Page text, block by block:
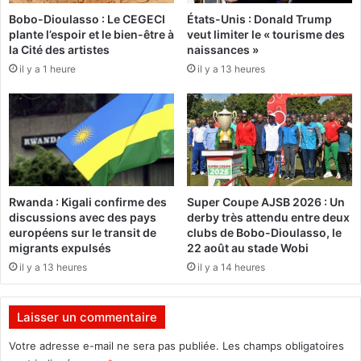
s
e
n
t
r
i
n
s
a
r
t
i
t
s
i
t
é
d
u
a
m
p
e
r
é
f
u
i
s
e
Bobo-Dioulasso : Le CEGECI
plante l’espoir et le bien-être à
la Cité des artistes
il y a 1 heure
États-Unis : Donald Trump
veut limiter le « tourisme des
naissances »
il y a 13 heures
Rwanda : Kigali confirme des
discussions avec des pays
européens sur le transit de
migrants expulsés
il y a 13 heures
Super Coupe AJSB 2026 : Un
derby très attendu entre deux
clubs de Bobo-Dioulasso, le
22 août au stade Wobi
il y a 14 heures
Laisser un commentaire
Votre adresse e-mail ne sera pas publiée. Les champs obligatoires